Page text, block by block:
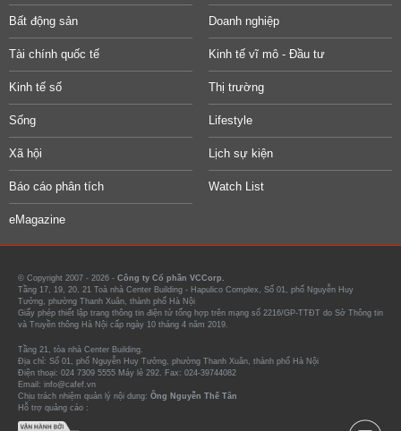
Bất động sản Doanh nghiệp
Tài chính quốc tế Kinh tế vĩ mô - Đầu tư
Kinh tế số Thị trường
Sống Lifestyle
Xã hội Lịch sự kiện
Báo cáo phân tích Watch List
eMagazine
© Copyright 2007 - 2026 - Công ty Cổ phần VCCorp.
Tầng 17, 19, 20, 21 Toà nhà Center Building - Hapulico Complex, Số 01, phố Nguyễn Huy
Tưởng, phường Thanh Xuân, thành phố Hà Nội
Giấy phép thiết lập trang thông tin điện tử tổng hợp trên mạng số 2216/GP-TTĐT do Sở Thông tin
và Truyền thông Hà Nội cấp ngày 10 tháng 4 năm 2019.
Tầng 21, tòa nhà Center Building.
Địa chỉ: Số 01, phố Nguyễn Huy Tưởng, phường Thanh Xuân, thành phố Hà Nội
Điện thoại: 024 7309 5555 Máy lẻ 292. Fax: 024-39744082
Email: info@cafef.vn
Chịu trách nhiệm quản lý nội dung: Ông Nguyễn Thế Tân
Hỗ trợ quảng cáo :